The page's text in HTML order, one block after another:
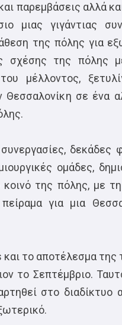
παρεμβάσεις αλλά
μιας γιγάντιας
της πόλης για
σχέσης της πόλης
μέλλοντος,
σε ένα
δεκάδες
ομάδες,
της πόλης, με
για μια
το αποτέλεσμα της
το Σεπτέμβριο.
στο